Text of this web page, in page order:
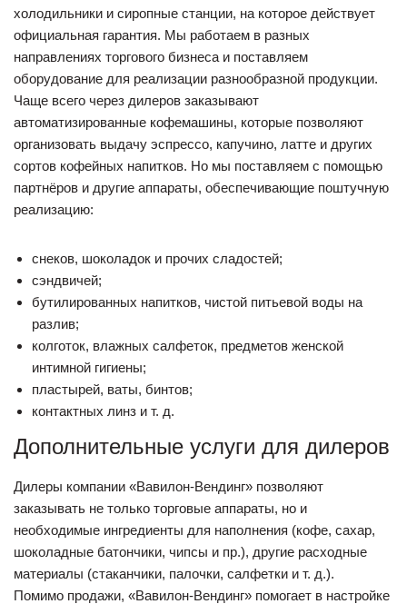
холодильники и сиропные станции, на которое действует
официальная гарантия. Мы работаем в разных
направлениях торгового бизнеса и поставляем
оборудование для реализации разнообразной продукции.
Чаще всего через дилеров заказывают
автоматизированные кофемашины, которые позволяют
организовать выдачу эспрессо, капучино, латте и других
сортов кофейных напитков. Но мы поставляем с помощью
партнёров и другие аппараты, обеспечивающие поштучную
реализацию:
снеков, шоколадок и прочих сладостей;
сэндвичей;
бутилированных напитков, чистой питьевой воды на
разлив;
колготок, влажных салфеток, предметов женской
интимной гигиены;
пластырей, ваты, бинтов;
контактных линз и т. д.
Дополнительные услуги для дилеров
Дилеры компании «Вавилон-Вендинг» позволяют
заказывать не только торговые аппараты, но и
необходимые ингредиенты для наполнения (кофе, сахар,
шоколадные батончики, чипсы и пр.), другие расходные
материалы (стаканчики, палочки, салфетки и т. д.).
Помимо продажи, «Вавилон-Вендинг» помогает в настройке